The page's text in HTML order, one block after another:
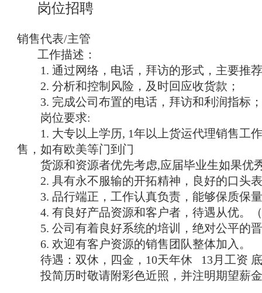
岗位招聘
销售代表/主管
工作描述：
1. 通过网络，电话，拜访的形式，主要推荐
2. 分析和控制风险，及时回应收货款；
3. 完成公司布置的电话，拜访和利润指标
岗位要求:
1. 大专以上学历, 1年以上货运代理销售工作
售，如有欧美等门到门
货源和资源者优先考虑,应届毕业生如果优
2. 具有永不服输的开拓精神，良好的口头
3. 品行端正，工作认真负责，能够保质保
4. 有良好产品资源和客户者，待遇从优。
5. 公司有着良好系统的培训，绝对公平的
6. 欢迎有客户资源的销售团队整体加入。
待遇：双休，四金，10天年休 13月工资 底
投简历时敬请附彩色近照，并注明期望薪